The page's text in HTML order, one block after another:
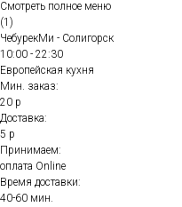
Смотреть полное меню
(1)
ЧебурекМи - Солигорск
10:00 - 22:30
Европейская кухня
Мин. заказ:
20 р
Доставка:
5 р
Принимаем:
оплата Online
Время доставки:
40-60 мин.